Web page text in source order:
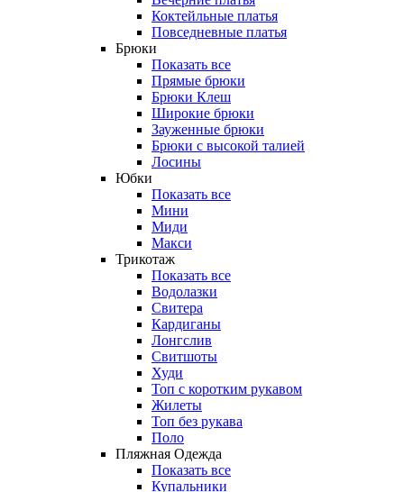
Коктейльные платья
Повседневные платья
Брюки
Показать все
Прямые брюки
Брюки Клеш
Широкие брюки
Зауженные брюки
Брюки с высокой талией
Лосины
Юбки
Показать все
Мини
Миди
Макси
Трикотаж
Показать все
Водолазки
Свитера
Кардиганы
Лонгслив
Свитшоты
Худи
Топ с коротким рукавом
Жилеты
Топ без рукава
Поло
Пляжная Одежда
Показать все
Купальники